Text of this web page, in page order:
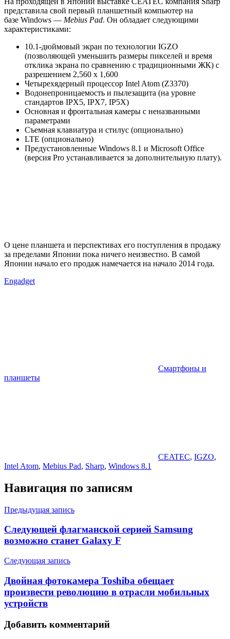
представила свой первый планшетный компьютер на
базе Windows — Mebius Pad. Он обладает следующими
характеристиками:
10.1-дюймовый экран по технологии IGZO
(позволяющей уменьшить размеры пикселей и время
отклика экрана по сравнению с традиционными ЖК) с
разрешением 2,560 x 1,600
Четырехядерный процессор Intel Atom (Z3370)
Водонепроницаемость и пылезащита (на уровне
стандартов IPX5, IPX7, IP5X)
Основная и фронтальная камеры с неназванными
параметрами
Съемная клавиатура и стилус (опционально)
LTE (опционально)
Предустановленные Windows 8.1 и Microsoft Office
(версия Pro устанавливается за дополнительную плату).
О цене планшета и перспективах его поступления в продажу
за пределами Японии пока ничего неизвестно. В самой
Японии начало его продаж намечается на начало 2014 года.
Engadget
Смартфоны и
планшеты
CEATEC, IGZO,
Intel Atom, Mebius Pad, Sharp, Windows 8.1
Навигация по записям
Предыдущая запись
Следующей флагманской серией Samsung
возможно станет Galaxy F
Следующая запись
Двойная фотокамера Toshiba обещает
произвести революцию в отрасли мобильных
устройств
Добавить комментарий